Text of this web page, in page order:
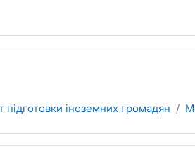
підготовки іноземних громадян